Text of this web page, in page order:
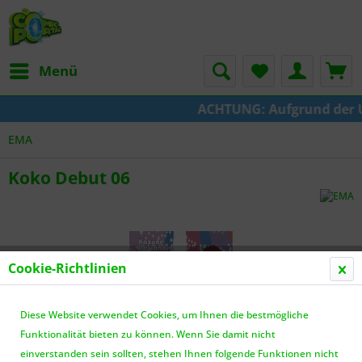
Menü
ACHTUNG: Aufgrund
EMA
Koko Debut 06
Cookie-Richtlinien
Diese Website verwendet Cookies, um Ihnen die bestmögliche
Funktionalität bieten zu können. Wenn Sie damit nicht
einverstanden sein sollten, stehen Ihnen folgende Funktionen nicht